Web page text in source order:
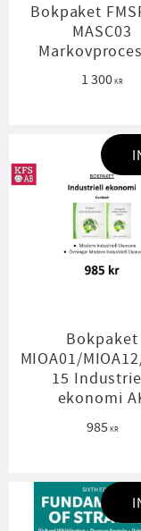
Bokpaket
MASC03
1 300KR
Bokpaket
MIOA01/
15
ekonomi
985 KR